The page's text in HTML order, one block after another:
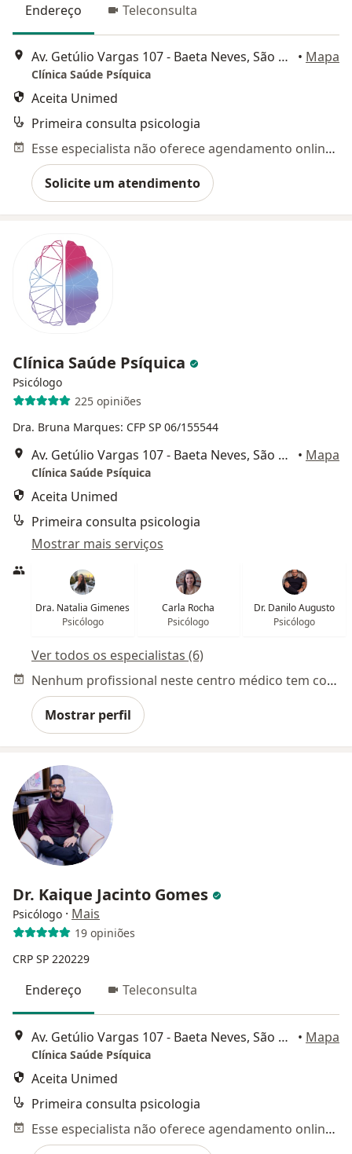
Endereço Teleconsulta
Av. Getúlio Vargas 107 - Baeta Neves, São Bernardo do Campo • Mapa
Clínica Saúde Psíquica
Aceita Unimed
Primeira consulta psicologia
Esse especialista não oferece agendamento online para esse endereço.
Solicite um atendimento
Clínica Saúde Psíquica
Psicólogo
225 opiniões
Dra. Bruna Marques: CFP SP 06/155544
Av. Getúlio Vargas 107 - Baeta Neves, São Bernardo do Campo • Mapa
Clínica Saúde Psíquica
Aceita Unimed
Primeira consulta psicologia
Mostrar mais serviços
Dra. Natalia Gimenes
Psicólogo
Carla Rocha
Psicólogo
Dr. Danilo Augusto
Psicólogo
Ver todos os especialistas (6)
Nenhum profissional neste centro médico tem consultas disponíveis
Mostrar perfil
Dr. Kaique Jacinto Gomes
Psicólogo · Mais
19 opiniões
CRP SP 220229
Endereço Teleconsulta
Av. Getúlio Vargas 107 - Baeta Neves, São Bernardo do Campo • Mapa
Clínica Saúde Psíquica
Aceita Unimed
Primeira consulta psicologia
Esse especialista não oferece agendamento online para esse endereço.